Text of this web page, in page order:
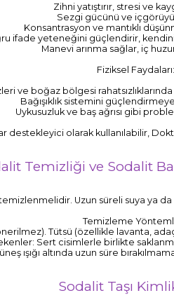
Zihni yatıştırır, stresi ve
Sezgi gücünü ve
Konsantrasyon ve mantıklı
ifade yeteneğini güçlendirir, kendini
Manevi arınma sağlar, iç
Fiziksel Faydaları:
ve boğaz bölgesi
Bağışıklık sistemini
Uykusuzluk ve baş ağrısı gibi
destekleyici olarak kullanılabilir,
Temizliği ve Sodalit
Uzun süreli suya ya
Temizleme
Tütsü (özellikle lavanta,
Sert cisimlerle birlikte
ışığı altında uzun süre
Sodalit Taşı